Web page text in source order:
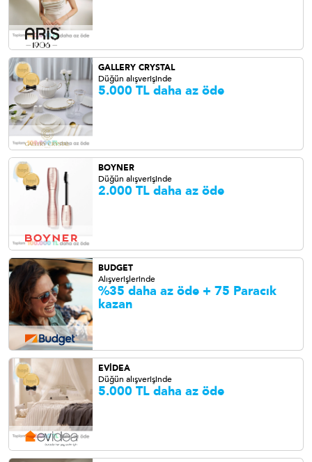
GALLERY CRYSTAL
Düğün alışverişinde
5.000 TL daha az öde
BOYNER
Düğün alışverişinde
2.000 TL daha az öde
BUDGET
Alışverişlerinde
%35 daha az öde + 75 Paracık
kazan
EVİDEA
Düğün alışverişinde
5.000 TL daha az öde